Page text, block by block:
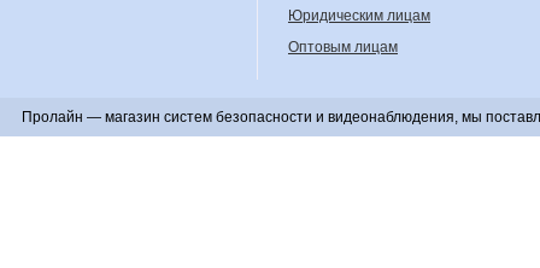
Юридическим лицам
Оптовым лицам
Пролайн — магазин систем безопасности и видеонаблюдения, мы